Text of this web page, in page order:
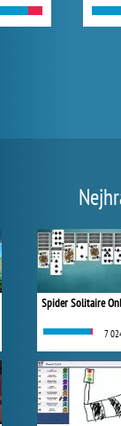
Spider Solitaire
7